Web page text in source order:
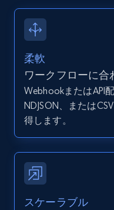
and more.
12K+
Zillow properties
Discover by
type and status
and more.
柔軟
ワークフローに
WebhookまたはAPI
NDJSON、または
得します。
スケーラブル